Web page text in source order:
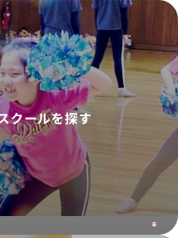
クールを探す